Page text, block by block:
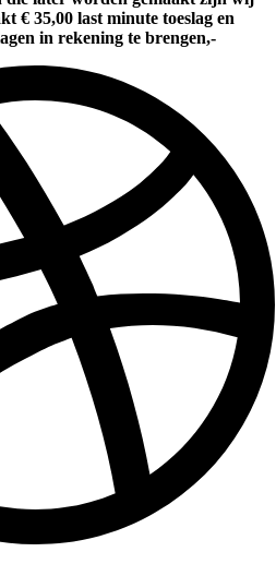
€ 35,00 last minute toeslag en
in rekening te brengen,-